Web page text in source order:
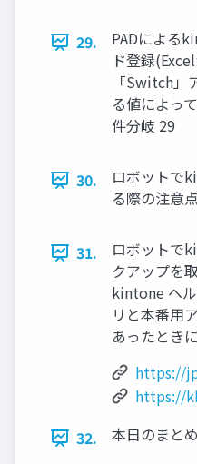
29.
PADによる
ド登録
「Switch」
る値によっ
件分岐 29
30.
ロボットで
る際の注意点
31.
ロボットで
クアップを
kintone ヘ
リと本番用
あったとき
https://
https://
32.
本日のまとめ